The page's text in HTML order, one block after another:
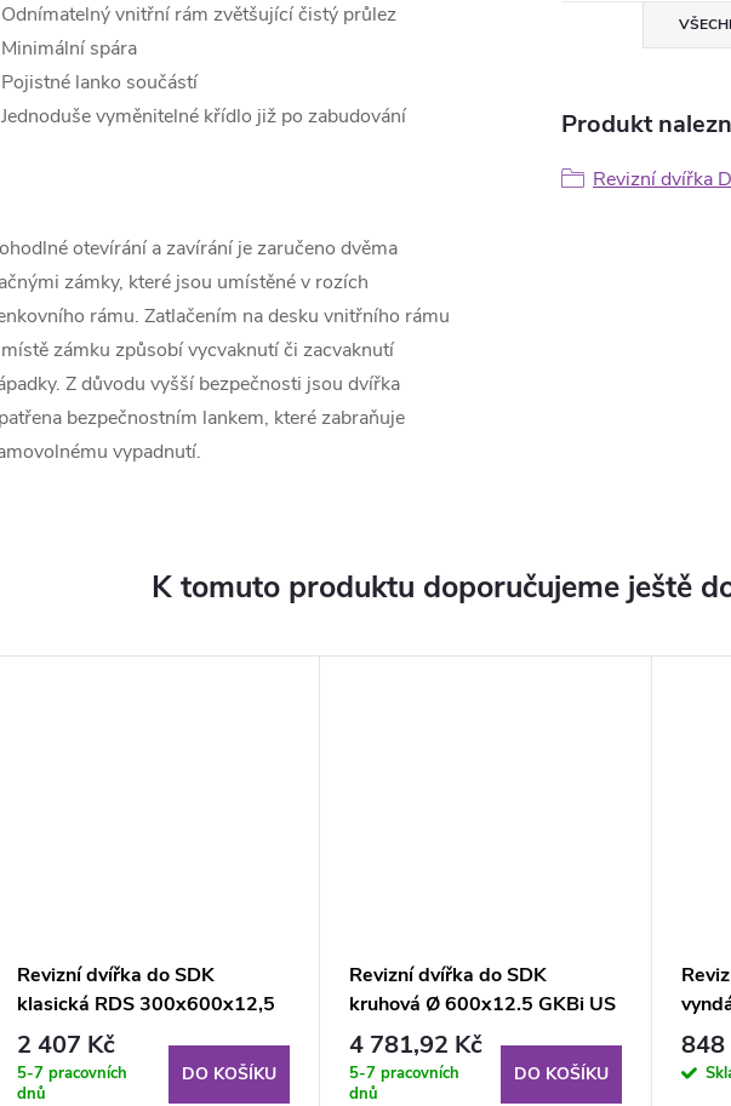
vnitřní rám zvětšující čistý průlez
spára
lanko součástí
vyměnitelné křídlo již po zabudování
otevírání a zavírání je zaručeno dvěma
zámky, které jsou umístěné v rozích
rámu. Zatlačením na desku vnitřního rámu
zámku způsobí vycvaknutí či zacvaknutí
Z důvodu vyšší bezpečnosti jsou dvířka
bezpečnostním lankem, které zabraňuje
vypadnutí.
Produkt
Revizní dvířka
K tomuto produktu doporučujeme ještě
Revizní dvířka do SDK
klasická RDS 300x600x12,5
mm GKB KL
2 407 Kč
5-7 pracovních
dnů
DO KOŠÍKU
Revizní dvířka do SDK
kruhová Ø 600x12.5 GKBi US
4 781,92 Kč
5-7 pracovních
dnů
DO KOŠÍKU
mm
848